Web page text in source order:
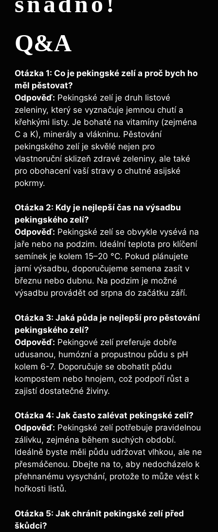
Q&A
Otázka 1: Co je pekingské zelí a proč bych ho
měl pěstovat?
Odpověď: Pekingské zelí je druh listové
zeleniny, který se vyznačuje jemnou chutí a
křehkými listy. Je bohaté na vitamíny (zejména
C a K), minerály a vlákninu. Pěstování
pekingského zelí je skvělé nejen pro
vlastnoruční sklizeň zdravé zeleniny, ale také
pro obohacení vaší stravy o chutné asijské
pokrmy.
Otázka 2: Kdy je nejlepší čas na výsadbu
pekingského zelí?
Odpověď: Pekingské zelí se obvykle vysévá na
jaře nebo na podzim. Ideální teplota pro klíčení
semínek je kolem 15–20 °C. Pokud plánujete
jarní výsadbu, doporučujeme semena zasít v
březnu nebo dubnu. Na podzim je možné
výsadbu provádět od srpna do začátku září.
Otázka 3: Jaká půda je nejlepší pro pěstování
pekingského zelí?
Odpověď: Pekingové zelí preferuje dobře
udusanou, humózní a propustnou půdu s pH
kolem 6-7. Doporučuje se obohatit půdu
kompostem nebo hnojem, což podpoří růst a
zajistí dostatečné živiny.
Otázka 4: Jak často zalévat pekingské zelí?
Odpověď: Pekingské zelí potřebuje pravidelnou
zálivku, zejména během suchých období.
Ideálně byste měli půdu udržovat vlhkou, ale ne
přesmáčenou. Dbejte na to, aby nedocházelo k
přehnanému vysychání, protože to může vést k
hořkosti listů.
Otázka 5: Jak chránit pekingské zelí před
škůdci?